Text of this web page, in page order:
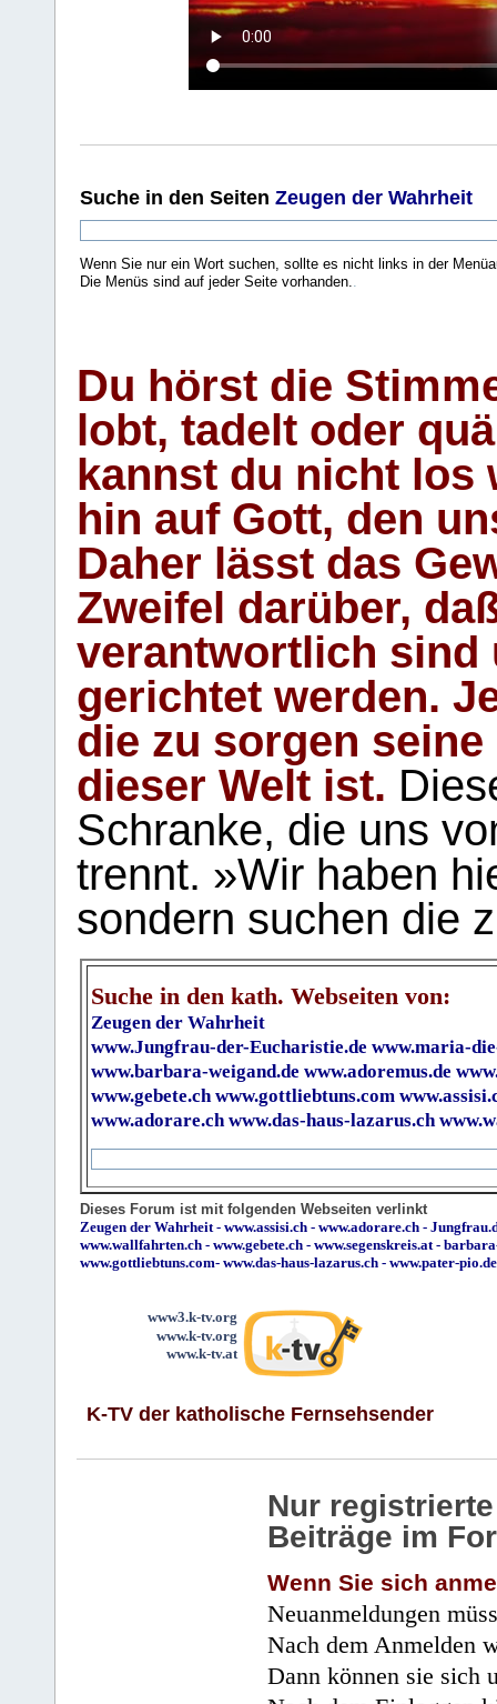
Suche in den Seiten Zeugen der Wahrheit
Wenn Sie nur ein Wort suchen, sollte es nicht links in der
Die Menüs sind auf jeder Seite vorhanden..
Du hörst die
lobt, tadelt oder
kannst du nicht los
hin auf Gott, den
Daher lässt das
Zweifel darüber,
verantwortlich sind
gerichtet werden.
die zu sorgen
dieser Welt ist.
Schranke, die uns
trennt. »Wir haben
sondern suchen die
Suche in den kath. Webseiten von:
Zeugen der Wahrheit
www.Jungfrau-der-Eucharistie.de www.maria-
www.barbara-weigand.de www.adoremus.de
www.gebete.ch www.gottliebtuns.com
www.adorare.ch www.das-haus-lazarus.ch
Dieses Forum ist mit folgenden Webseiten verlinkt
Zeugen der Wahrheit- www.assisi.ch - www.adorare.ch -
www.wallfahrten.ch - www.gebete.ch - www.segenskreis.at-
www.gottliebtuns.com- www.das-haus-lazarus.ch - www.pater-pio.de
www3.k-tv.org
www.k-tv.org
www.k-tv.at
K-TV der katholische Fernsehsender
Nur
Beiträge im
Wenn Sie sich
Neuanmeldungen
Nach dem Anmelden
Dann können sie sich